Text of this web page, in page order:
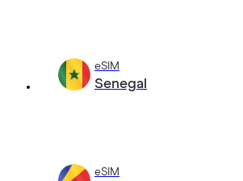
eSIM
Senegal
eSIM